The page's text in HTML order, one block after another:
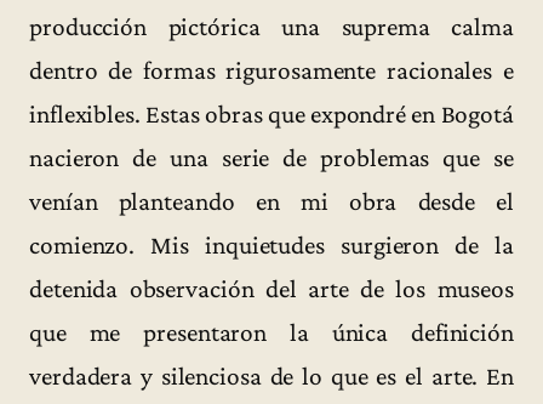
producción pictórica una suprema calma
dentro de formas rigurosamente racionales e
inflexibles. Estas obras que expondré en Bogotá
nacieron de una serie de problemas que se
venían planteando en mi obra desde el
comienzo. Mis inquietudes surgieron de la
detenida observación del arte de los museos
que me presentaron la única definición
verdadera y silenciosa de lo que es el arte. En